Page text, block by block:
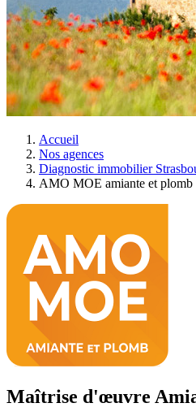
Accueil
Nos agences
Diagnostic immobilier
AMO MOE amiante et plomb
Maîtrise d'œuvre